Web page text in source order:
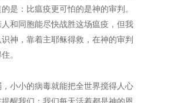
是：比瘟疫更可怕的是神的审判。
和同胞能尽快战胜这场瘟疫，但我
神，靠着主耶稣得救，在神的审判
。
小小的病毒就能把全世界搅得人心